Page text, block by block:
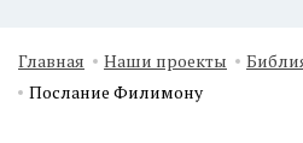
Главная Наши проекты
Послание Филимону